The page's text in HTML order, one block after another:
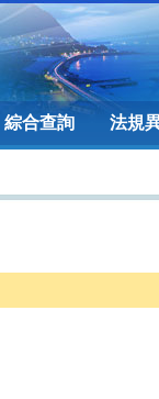
綜合查詢 法規